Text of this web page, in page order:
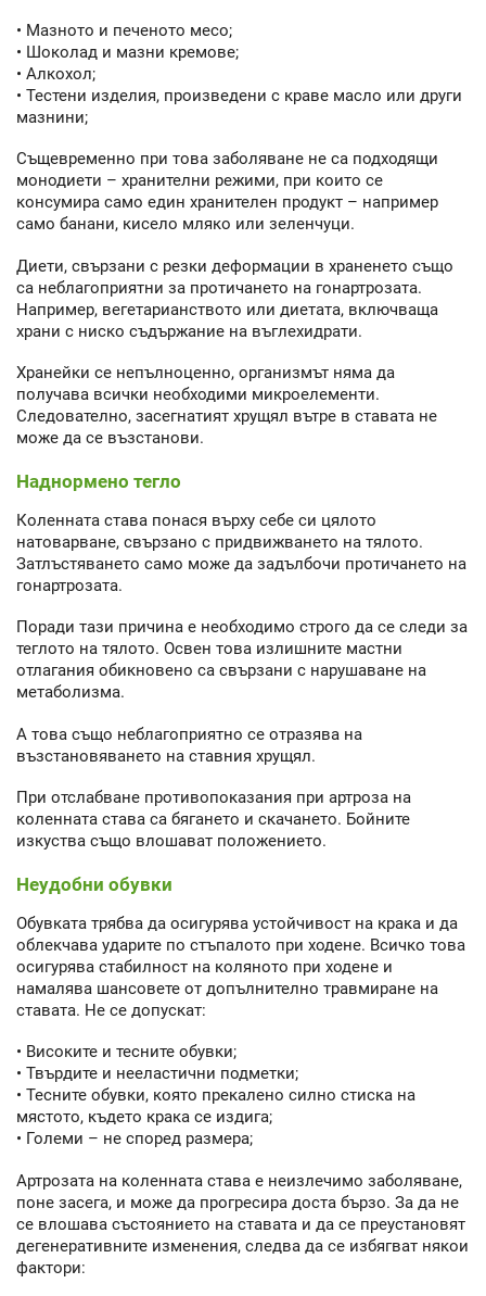
• Мазното и печеното месо;
• Шоколад и мазни кремове;
• Алкохол;
• Тестени изделия, произведени с краве масло или други
мазнини;
Същевременно при това заболяване не са подходящи
монодиети – хранителни режими, при които се
консумира само един хранителен продукт – например
само банани, кисело мляко или зеленчуци.
Диети, свързани с резки деформации в храненето също
са неблагоприятни за протичането на гонартрозата.
Например, вегетарианството или диетата, включваща
храни с ниско съдържание на въглехидрати.
Хранейки се непълноценно, организмът няма да
получава всички необходими микроелементи.
Следователно, засегнатият хрущял вътре в ставата не
може да се възстанови.
Наднормено тегло
Коленната става понася върху себе си цялото
натоварване, свързано с придвижването на тялото.
Затлъстяването само може да задълбочи протичането на
гонартрозата.
Поради тази причина е необходимо строго да се следи за
теглото на тялото. Освен това излишните мастни
отлагания обикновено са свързани с нарушаване на
метаболизма.
А това също неблагоприятно се отразява на
възстановяването на ставния хрущял.
При отслабване противопоказания при артроза на
коленната става са бягането и скачането. Бойните
изкуства също влошават положението.
Неудобни обувки
Обувката трябва да осигурява устойчивост на крака и да
облекчава ударите по стъпалото при ходене. Всичко това
осигурява стабилност на коляното при ходене и
намалява шансовете от допълнително травмиране на
ставата. Не се допускат:
• Високите и тесните обувки;
• Твърдите и нееластични подметки;
• Тесните обувки, която прекалено силно стиска на
мястото, където крака се издига;
• Големи – не според размера;
Артрозата на коленната става е неизлечимо заболяване,
поне засега, и може да прогресира доста бързо. За да не
се влошава състоянието на ставата и да се преустановят
дегенеративните изменения, следва да се избягват някои
фактори: